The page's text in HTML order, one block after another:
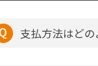
支払方法はどの